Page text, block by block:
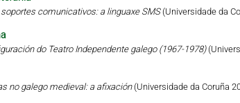
comunicativos: a linguaxe SMS(Universidade da
do Teatro Independente galego (1967-1978)
no galego medieval: a afixación(Universidade da Coruña